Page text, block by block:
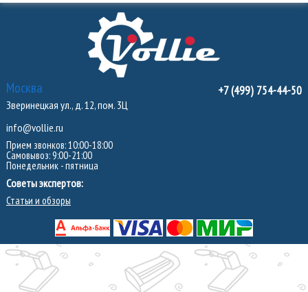
Москва
Зверинецкая ул., д. 12, пом. 3Ц
info@vollie.ru
Прием звонков: 10:00-18:00
Самовывоз: 9:00-21:00
Понедельник - пятница
Советы экспертов:
Статьи и обзоры
+7 (499) 754-44-50